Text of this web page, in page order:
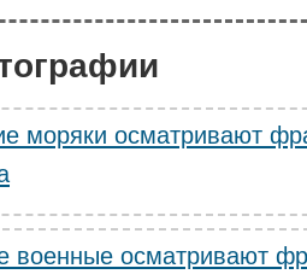
моряки осматривают
военные осматривают